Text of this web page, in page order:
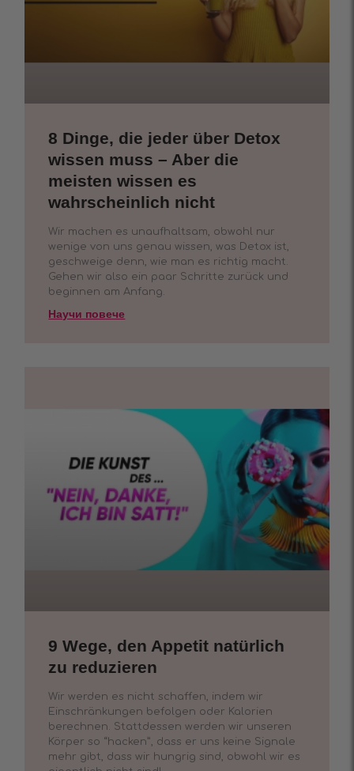
8 Dinge, die jeder über Detox
wissen muss – Aber die
meisten wissen es
wahrscheinlich nicht
Wir machen es unaufhaltsam, obwohl nur
wenige von uns genau wissen, was Detox ist,
geschweige denn, wie man es richtig macht.
Gehen wir also ein paar Schritte zurück und
beginnen am Anfang.
Научи повече
9 Wege, den Appetit natürlich
zu reduzieren
Wir werden es nicht schaffen, indem wir
Einschränkungen befolgen oder Kalorien
berechnen. Stattdessen werden wir unseren
Körper so “hacken”, dass er uns keine Signale
mehr gibt, dass wir hungrig sind, obwohl wir es